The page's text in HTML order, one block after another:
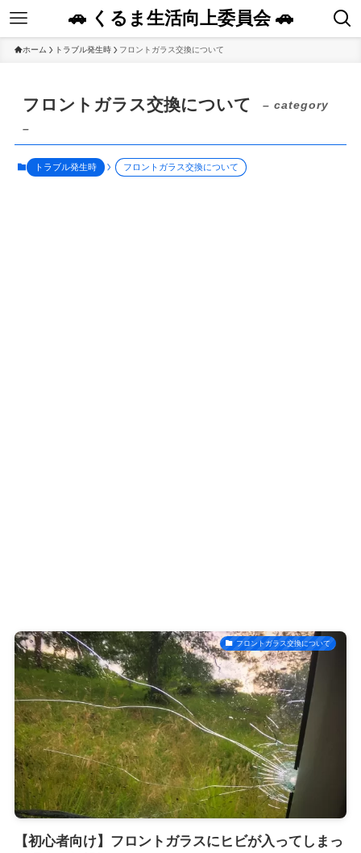
🚗 くるま生活向上委員会 🚗
ホーム トラブル発生時 フロントガラス交換について
フロントガラス交換について
– category
–
トラブル発生時 フロントガラス交換について
フロントガラス交換について
【初心者向け】フロントガラスにヒビが入ってしまっ